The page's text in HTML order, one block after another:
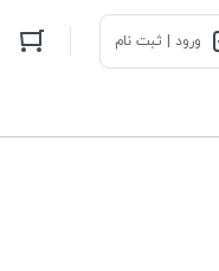
ورود | ثبت نام